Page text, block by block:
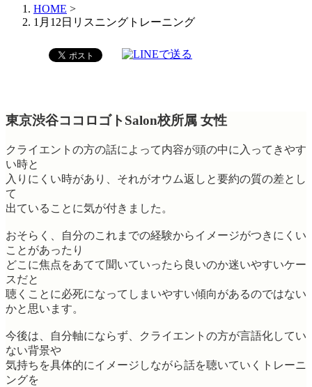
HOME >
1月12日リスニングトレーニング
東京渋谷ココロゴトSalon校所属 女性
クライエントの方の話によって内容が頭の中に入ってきやす
い時と
入りにくい時があり、それがオウム返しと要約の質の差とし
て
出ていることに気が付きました。
おそらく、自分のこれまでの経験からイメージがつきにくい
ことがあったり
どこに焦点をあてて聞いていったら良いのか迷いやすいケー
スだと
聴くことに必死になってしまいやすい傾向があるのではない
かと思います。
今後は、自分軸にならず、クライエントの方が言語化してい
ない背景や
気持ちを具体的にイメージしながら話を聴いていくトレーニ
ングを